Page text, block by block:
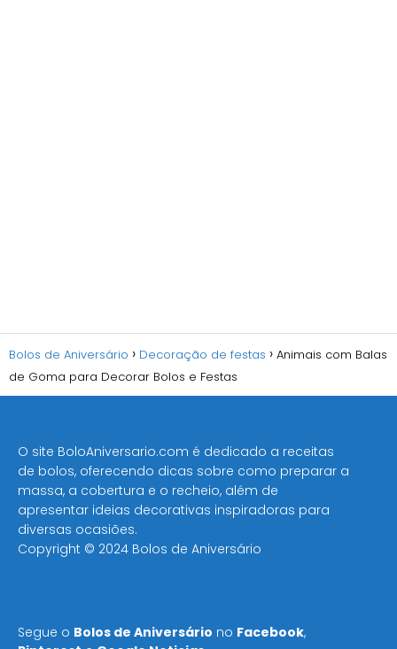
Bolos de Aniversário Decoração de festas
Animais com Balas
de Goma para Decorar Bolos e Festas
O site BoloAniversario.com é dedicado a receitas
de bolos, oferecendo dicas sobre como preparar a
massa, a cobertura e o recheio, além de
apresentar ideias decorativas inspiradoras para
diversas ocasiões​.
Copyright © 2024 Bolos de Aniversário
Segue o Bolos de Aniversário no Facebook,